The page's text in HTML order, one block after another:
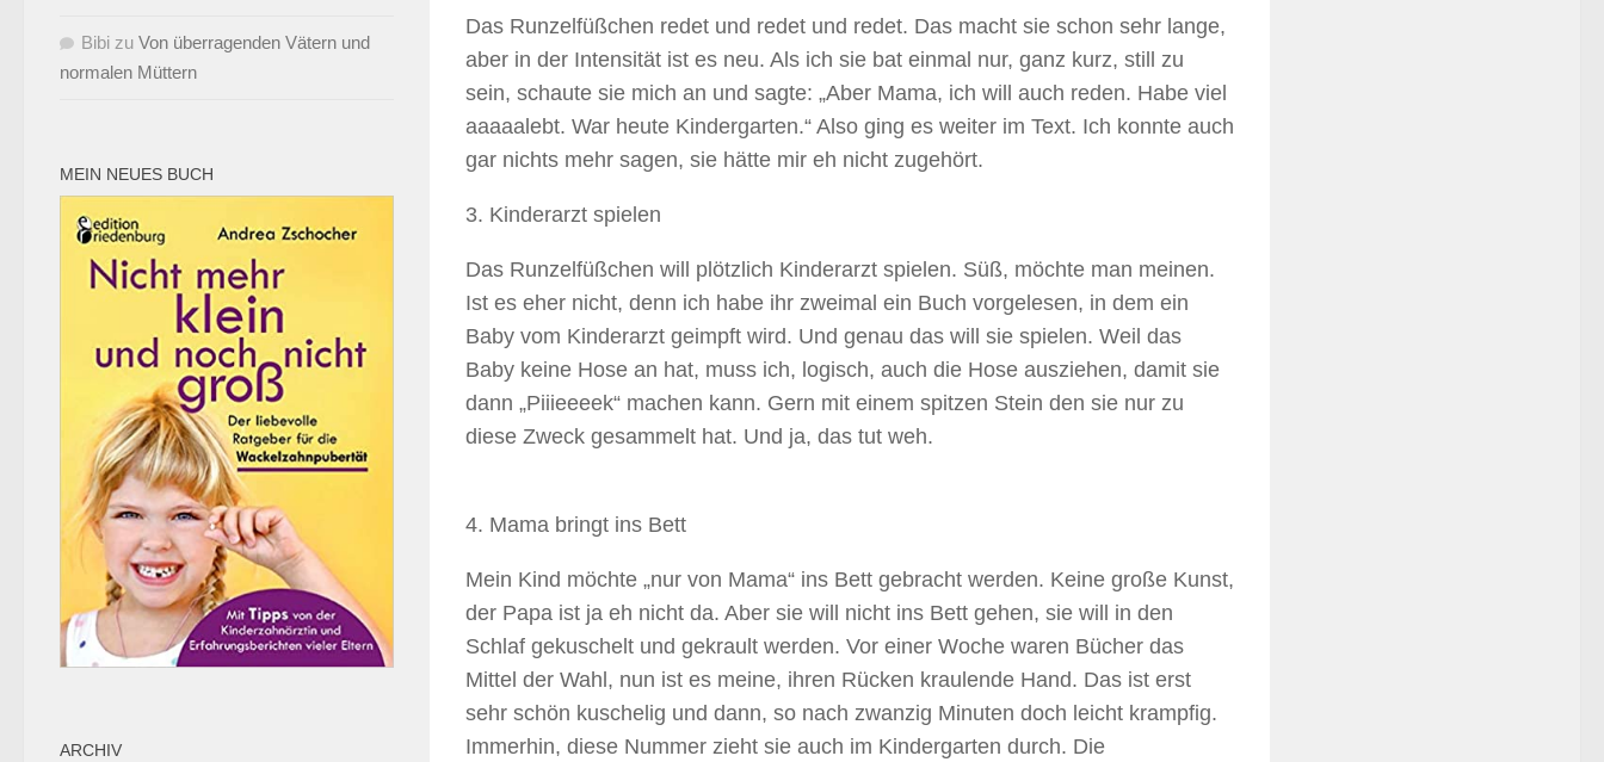
Das Runzelfüßchen redet und redet und redet. Das macht sie schon sehr lange,
aber in der Intensität ist es neu. Als ich sie bat einmal nur, ganz kurz, still zu
sein, schaute sie mich an und sagte: „Aber Mama, ich will auch reden. Habe viel
aaaaalebt. War heute Kindergarten.“ Also ging es weiter im Text. Ich konnte auch
gar nichts mehr sagen, sie hätte mir eh nicht zugehört.
3. Kinderarzt spielen
Das Runzelfüßchen will plötzlich Kinderarzt spielen. Süß, möchte man meinen.
Ist es eher nicht, denn ich habe ihr zweimal ein Buch vorgelesen, in dem ein
Baby vom Kinderarzt geimpft wird. Und genau das will sie spielen. Weil das
Baby keine Hose an hat, muss ich, logisch, auch die Hose ausziehen, damit sie
dann „Piiieeeek“ machen kann. Gern mit einem spitzen Stein den sie nur zu
diese Zweck gesammelt hat. Und ja, das tut weh.
4. Mama bringt ins Bett
Mein Kind möchte „nur von Mama“ ins Bett gebracht werden. Keine große Kunst,
der Papa ist ja eh nicht da. Aber sie will nicht ins Bett gehen, sie will in den
Schlaf gekuschelt und gekrault werden. Vor einer Woche waren Bücher das
Mittel der Wahl, nun ist es meine, ihren Rücken kraulende Hand. Das ist erst
sehr schön kuschelig und dann, so nach zwanzig Minuten doch leicht krampfig.
Immerhin, diese Nummer zieht sie auch im Kindergarten durch. Die
Bibi zu Von überragenden Vätern und
normalen Müttern
MEIN NEUES BUCH
ARCHIV